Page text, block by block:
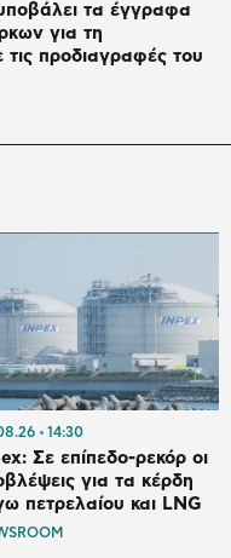
τα έγγραφα
για τη
προδιαγραφές του
14:30
Σε επίπεδο-ρεκόρ οι
για τα κέρδη
πετρελαίου και LNG